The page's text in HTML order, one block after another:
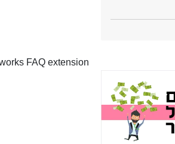
FAQ extension